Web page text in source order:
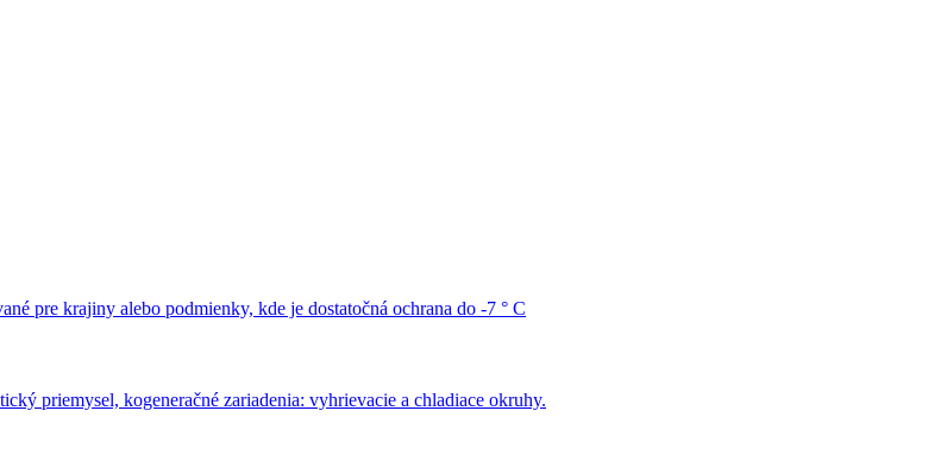
pre krajiny alebo podmienky, kde je dostatočná ochrana do -7 ° C
priemysel, kogeneračné zariadenia: vyhrievacie a chladiace okruhy.